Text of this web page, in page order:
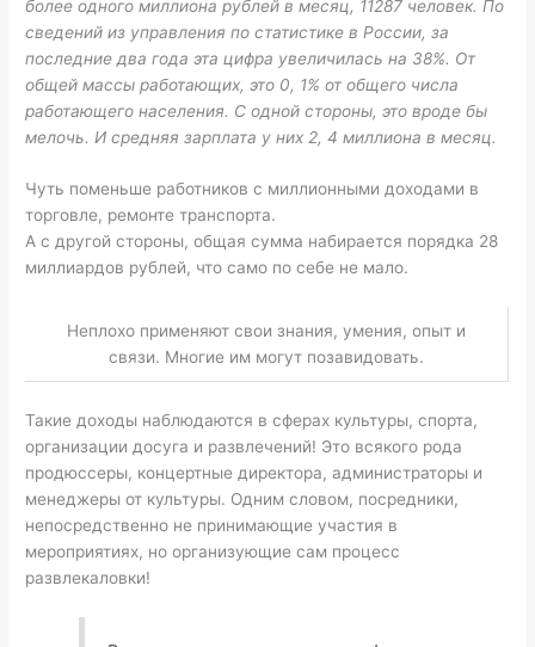
более одного миллиона рублей в месяц, 11287 человек. По
сведений из управления по статистике в России, за
последние два года эта цифра увеличилась на 38%. От
общей массы работающих, это 0, 1% от общего числа
работающего населения. С одной стороны, это вроде бы
мелочь. И средняя зарплата у них 2, 4 миллиона в месяц.
Чуть поменьше работников с миллионными доходами в
торговле, ремонте транспорта.
А с другой стороны, общая сумма набирается порядка 28
миллиардов рублей, что само по себе не мало.
Неплохо применяют свои знания, умения, опыт и
связи. Многие им могут позавидовать.
Такие доходы наблюдаются в сферах культуры, спорта,
организации досуга и развлечений! Это всякого рода
продюссеры, концертные директора, администраторы и
менеджеры от культуры. Одним словом, посредники,
непосредственно не принимающие участия в
мероприятиях, но организующие сам процесс
развлекаловки!